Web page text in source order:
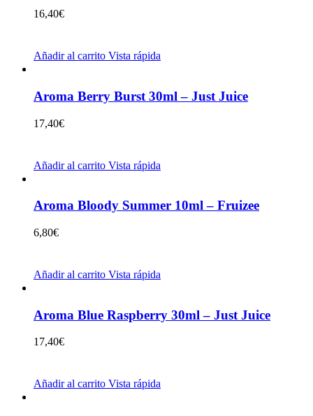
16,40€
Añadir al carrito Vista rápida
Aroma Berry Burst 30ml – Just Juice
17,40€
Añadir al carrito Vista rápida
Aroma Bloody Summer 10ml – Fruizee
6,80€
Añadir al carrito Vista rápida
Aroma Blue Raspberry 30ml – Just Juice
17,40€
Añadir al carrito Vista rápida